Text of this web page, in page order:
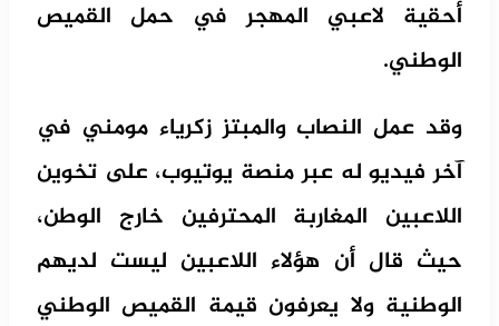
أحقية لاعبي المهجر في حمل القميص
الوطني.
وقد عمل النصاب والمبتز زكرياء مومني في
آخر فيديو له عبر منصة يوتيوب، على تخوين
اللاعبين المغاربة المحترفين خارج الوطن،
حيث قال أن هؤلاء اللاعبين ليست لديهم
الوطنية ولا يعرفون قيمة القميص الوطني